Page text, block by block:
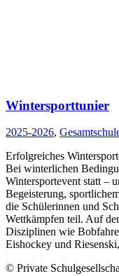
Wintersporttunier
2025-2026,
Erfolgreiches
Bei winterlichen
Wintersportevent statt –
Begeisterung,
die Schülerinnen und
Wettkämpfen teil. Auf
Disziplinen wie
Eishockey und
© Private